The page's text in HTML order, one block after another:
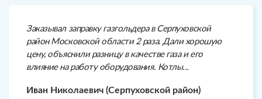
Заказывал заправку газгольдера в Серпуховской
район Московской области 2 раза. Дали хорошую
цену, объяснили разницу в качестве газа и его
влияние на работу оборудования. Котлы...
Иван Николаевич (Серпуховской район)